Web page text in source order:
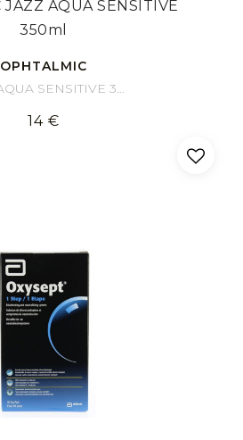
OPHTALMIC
JAZZ AQUA SENSITIVE 350ml
14 €